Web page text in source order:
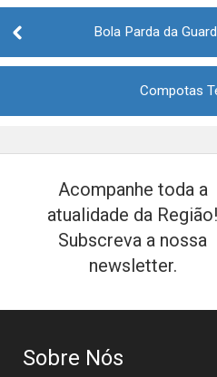
Post
navigation
Bola Parda da
Compotas
Acompanhe toda a
atualidade da Região!
Subscreva a nossa
newsletter.
Sobre Nós